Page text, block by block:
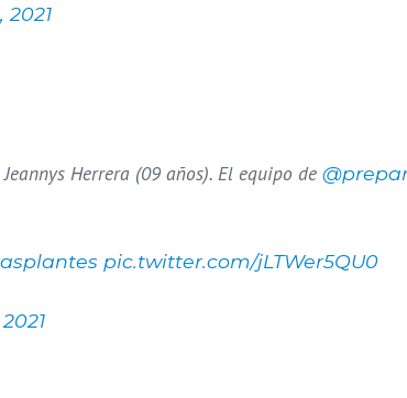
2021
Herrera (09 años). El equipo de
pic.twitter.com/jLTWer5QU0